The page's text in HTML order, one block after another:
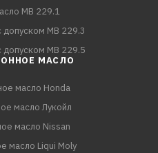
MB 229.1
MB 229.3
MB 229.5
МАСЛО
масло Honda
масло Лукойл
масло Nissan
масло Liqui Moly